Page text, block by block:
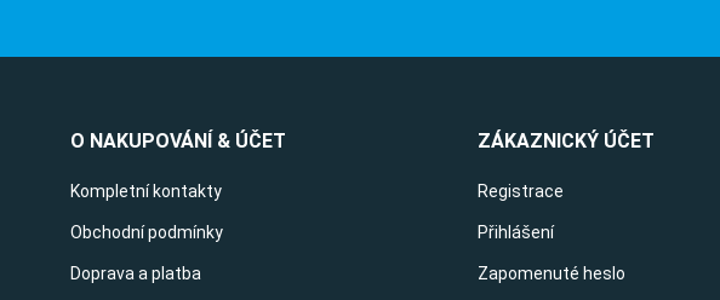
O NAKUPOVÁNÍ & ÚČET
Kompletní kontakty
Obchodní podmínky
Doprava a platba
ZÁKAZNICKÝ ÚČET
Registrace
Přihlášení
Zapomenuté heslo